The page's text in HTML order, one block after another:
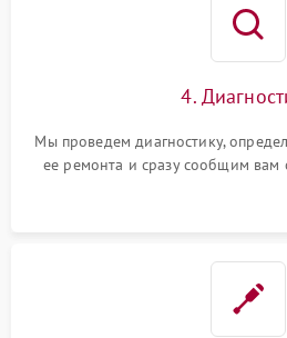
4.
Мы проведем диагностику,
ее ремонта и сразу сообщим вам